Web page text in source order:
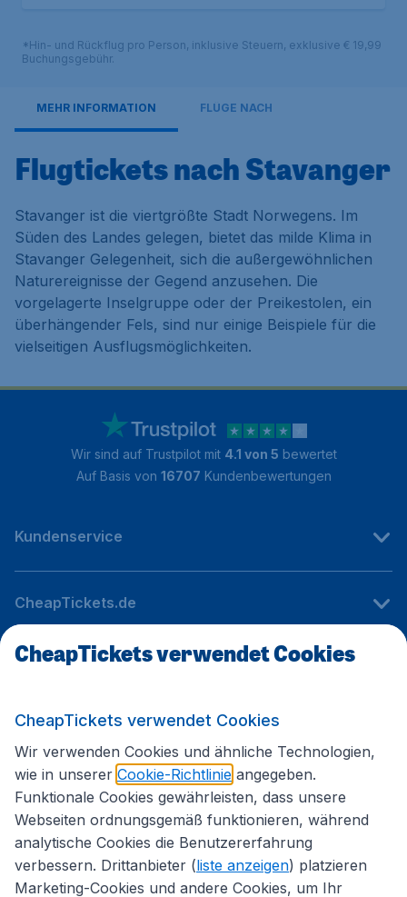
*Hin- und Rückflug pro Person, inklusive Steuern, exklusive € 19,99
Buchungsgebühr.
MEHR INFORMATION FLÜGE NACH
Flugtickets nach Stavanger
Stavanger ist die viertgrößte Stadt Norwegens. Im
Süden des Landes gelegen, bietet das milde Klima in
Stavanger Gelegenheit, sich die außergewöhnlichen
Naturereignisse der Gegend anzusehen. Die
vorgelagerte Inselgruppe oder der Preikestolen, ein
überhängender Fels, sind nur einige Beispiele für die
vielseitigen Ausflugsmöglichkeiten.
Wir sind auf Trustpilot mit 4.1 von 5 bewertet
Auf Basis von 16707 Kundenbewertungen
Kundenservice
CheapTickets.de
Internationale Webseiten
Folgen Sie uns:
CheapTickets verwendet Cookies
CheapTickets verwendet Cookies
Wir verwenden Cookies und ähnliche Technologien,
wie in unserer Cookie-Richtlinie angegeben.
Funktionale Cookies gewährleisten, dass unsere
Webseiten ordnungsgemäß funktionieren, während
analytische Cookies die Benutzererfahrung
verbessern. Drittanbieter (liste anzeigen) platzieren
Marketing-Cookies und andere Cookies, um Ihr